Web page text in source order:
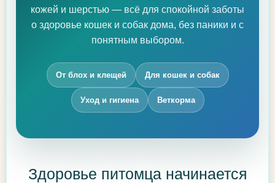
кожей и шерстью — всё для спокойной заботы
о здоровье кошек и собак дома, без паники и с
понятным выбором.
От блох и клещей Для кошек и собак
Уход и гигиена Веткорма
Здоровье питомца начинается